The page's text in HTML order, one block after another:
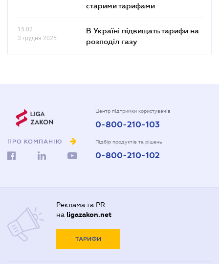
старими тарифами
15.02
3 грудня 2025
В Україні підвищать тарифи на
розподіл газу
ПРО КОМПАНІЮ
Центр підтримки користувачів
0-800-210-103
Підбір продуктів та рішень
0-800-210-102
Реклама та PR
на ligazakon.net
ТАРИФИ